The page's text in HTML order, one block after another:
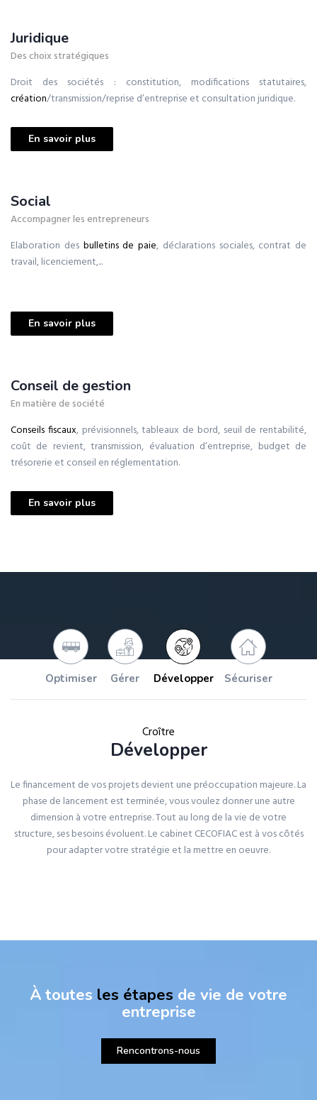
Juridique
Des choix stratégiques
Droit des sociétés : constitution, modifications statutaires,
création/transmission/reprise d’entreprise et consultation juridique.
En savoir plus
Social
Accompagner les entrepreneurs
Elaboration des bulletins de paie, déclarations sociales, contrat de
travail, licenciement,...
En savoir plus
Conseil de gestion
En matière de société
Conseils fiscaux, prévisionnels, tableaux de bord, seuil de rentabilité,
coût de revient, transmission, évaluation d’entreprise, budget de
trésorerie et conseil en réglementation.
En savoir plus
Optimiser Gérer Développer Sécuriser
Croître
Développer
Le financement de vos projets devient une préoccupation majeure. La
phase de lancement est terminée, vous voulez donner une autre
dimension à votre entreprise. Tout au long de la vie de votre
structure, ses besoins évoluent. Le cabinet CECOFIAC est à vos côtés
pour adapter votre stratégie et la mettre en oeuvre.
À toutes les étapes de vie de votre
entreprise
Rencontrons-nous